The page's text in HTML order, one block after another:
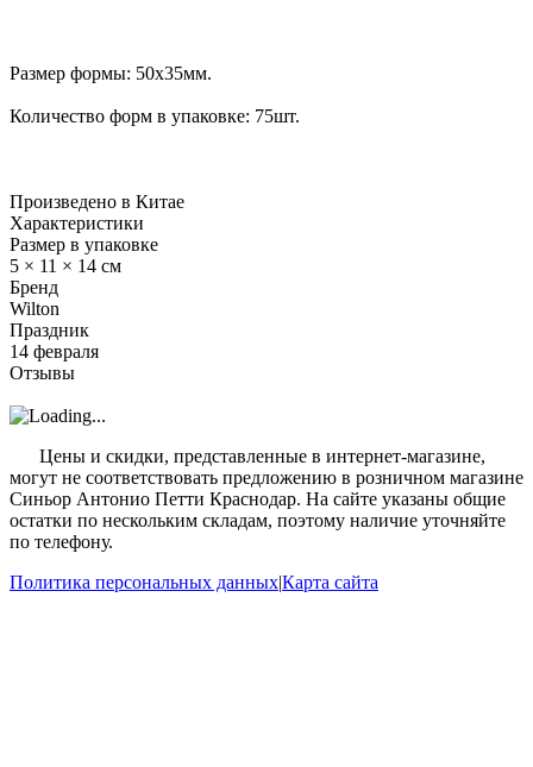
Размер формы: 50х35мм.
Количество форм в упаковке: 75шт.
Произведено в Китае
Характеристики
Размер в упаковке
5 × 11 × 14 см
Бренд
Wilton
Праздник
14 февраля
Отзывы
Цены и скидки, представленные в интернет-магазине,
могут не соответствовать предложению в розничном магазине
Синьор Антонио Петти Краснодар. На сайте указаны общие
остатки по нескольким складам, поэтому наличие уточняйте
по телефону.
Политика персональных данных|Карта сайта